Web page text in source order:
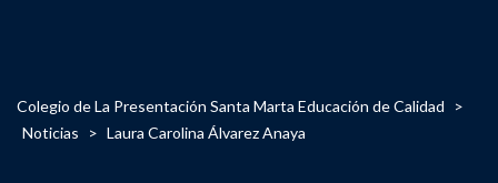
Colegio de La Presentación Santa Marta Educación de Calidad
>
Noticias
> Laura Carolina Álvarez Anaya